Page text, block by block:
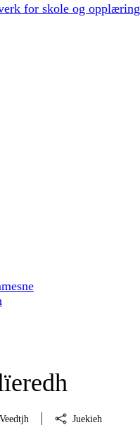
for skole og opplæring
Veedtjh Juekieh